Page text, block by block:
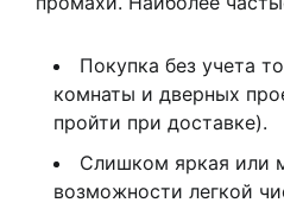
Покупка без учета
комнаты и дверных
пройти при доставке).
Слишком яркая или
возможности легкой